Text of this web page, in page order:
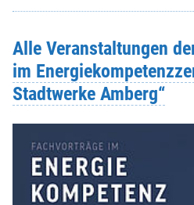
Alle Veranstaltungen
im
Stadtwerke Amberg“